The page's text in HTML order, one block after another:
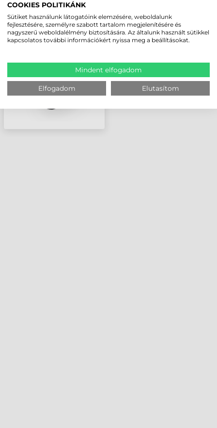
DATALOGIC MAGELLAN
800I
VONALKÓDOLVASÓ
COOKIES POLITIKÁNK
Sütiket használunk látogatóink elemzésére, weboldalunk
fejlesztésére, személyre szabott tartalom megjelenítésére és
nagyszerű weboldalélmény biztosítására. Az általunk használt sütikkel
kapcsolatos további információkért nyissa meg a beállításokat.
Mindent elfogadom
Elfogadom Elutasítom